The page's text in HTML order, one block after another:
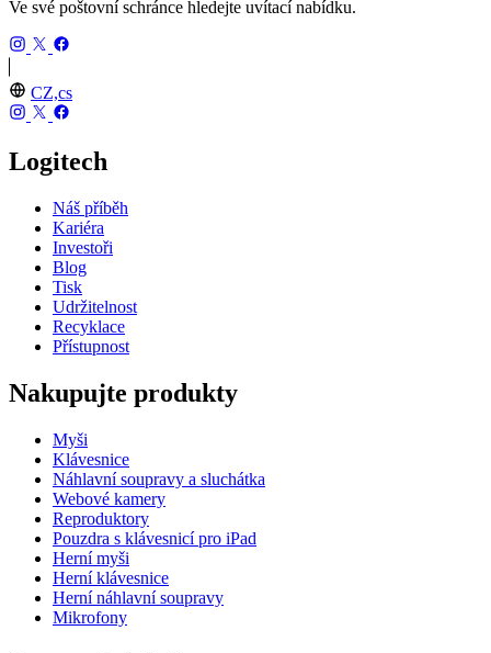
Ve své poštovní schránce hledejte uvítací nabídku.
CZ,cs
Logitech
Náš příběh
Kariéra
Investoři
Blog
Tisk
Udržitelnost
Recyklace
Přístupnost
Nakupujte produkty
Myši
Klávesnice
Náhlavní soupravy a sluchátka
Webové kamery
Reproduktory
Pouzdra s klávesnicí pro iPad
Herní myši
Herní klávesnice
Herní náhlavní soupravy
Mikrofony